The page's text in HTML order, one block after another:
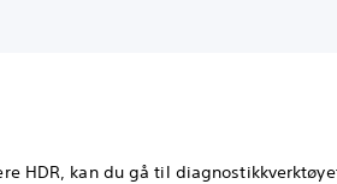
HDR, kan du gå til